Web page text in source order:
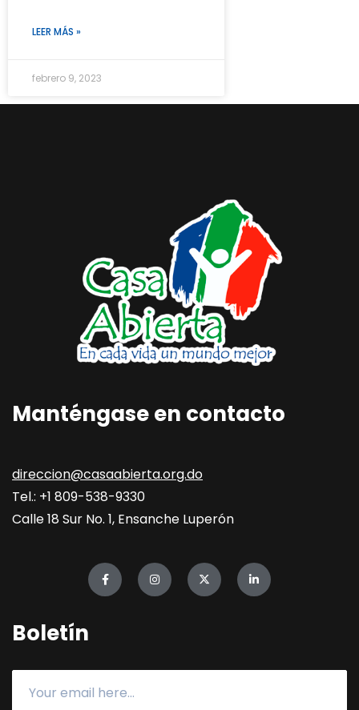
LEER MÁS »
febrero 9, 2023
Manténgase en contacto
direccion@casaabierta.org.do
Tel.: +1 809-538-9330
Calle 18 Sur No. 1, Ensanche Luperón
Boletín